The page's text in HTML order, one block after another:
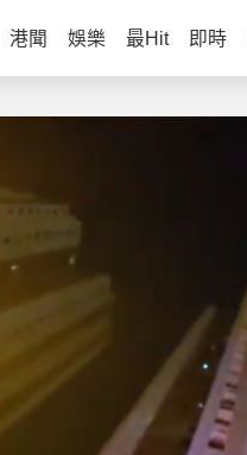
港聞 娛樂 最Hit 即時